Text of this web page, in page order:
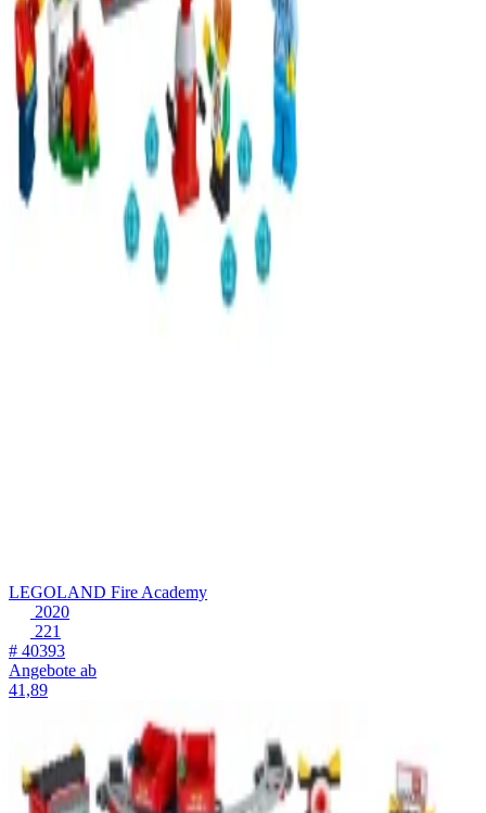
LEGOLAND Fire Academy
2020
221
# 40393
Angebote ab
41,89